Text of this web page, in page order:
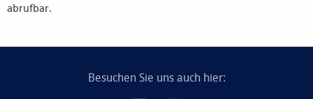
abrufbar.
Besuchen Sie uns auch hier: